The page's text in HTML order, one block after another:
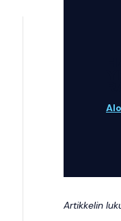
Artikkelin